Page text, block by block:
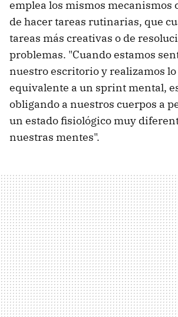
emplea los mismos mecanismos
de hacer tareas rutinarias, que
tareas más creativas o de
problemas. "Cuando estamos
nuestro escritorio y realizamos lo
equivalente a un sprint mental,
obligando a nuestros cuerpos a
un estado fisiológico muy
nuestras mentes".